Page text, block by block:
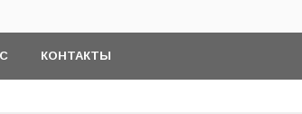
КОНТАКТЫ